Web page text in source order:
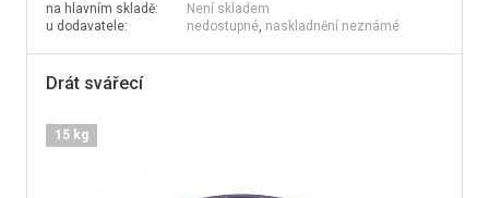
na hlavním skladě:
Není skladem
u dodavatele:
nedostupné, naskladnění neznámé
Drát svářecí
15 kg